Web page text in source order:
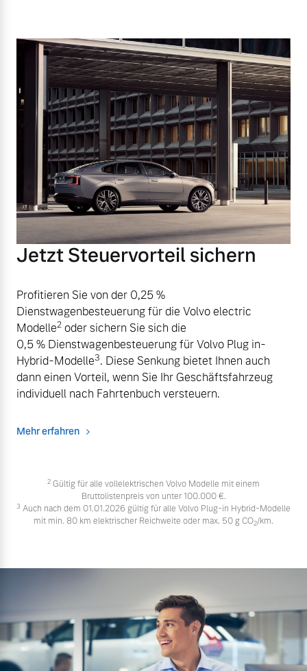
Jetzt Steuervorteil sichern
Profitieren Sie von der 0,25 %
Dienstwagenbesteuerung für die Volvo electric
Modelle2 oder sichern Sie sich die
0,5 % Dienstwagenbesteuerung für Volvo Plug in-
Hybrid-Modelle3. Diese Senkung bietet Ihnen auch
dann einen Vorteil, wenn Sie Ihr Geschäftsfahrzeug
individuell nach Fahrtenbuch versteuern.
Mehr erfahren
2 Gültig für alle vollelektrischen Volvo Modelle mit einem
Bruttolistenpreis von unter 100.000 €.
3 Auch nach dem 01.01.2026 gültig für alle Volvo Plug-in Hybrid-Modelle
mit min. 80 km elektrischer Reichweite oder max. 50 g CO2/km.